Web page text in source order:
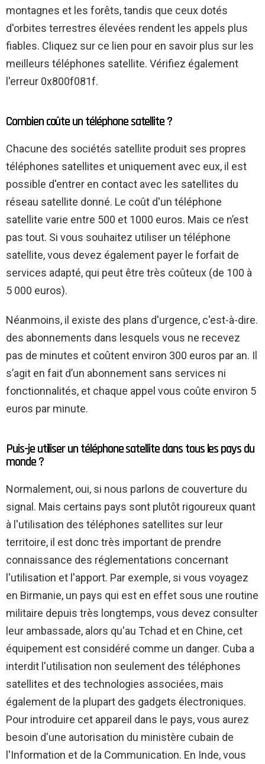
montagnes et les forêts, tandis que ceux dotés
d'orbites terrestres élevées rendent les appels plus
fiables. Cliquez sur ce lien pour en savoir plus sur les
meilleurs téléphones satellite. Vérifiez également
l'erreur 0x800f081f.
Combien coûte un téléphone satellite ?
Chacune des sociétés satellite produit ses propres
téléphones satellites et uniquement avec eux, il est
possible d'entrer en contact avec les satellites du
réseau satellite donné. Le coût d'un téléphone
satellite varie entre 500 et 1000 euros. Mais ce n’est
pas tout. Si vous souhaitez utiliser un téléphone
satellite, vous devez également payer le forfait de
services adapté, qui peut être très coûteux (de 100 à
5 000 euros).
Néanmoins, il existe des plans d'urgence, c'est-à-dire.
des abonnements dans lesquels vous ne recevez
pas de minutes et coûtent environ 300 euros par an. Il
s’agit en fait d’un abonnement sans services ni
fonctionnalités, et chaque appel vous coûte environ 5
euros par minute.
Puis-je utiliser un téléphone satellite dans tous les pays du
monde ?
Normalement, oui, si nous parlons de couverture du
signal. Mais certains pays sont plutôt rigoureux quant
à l'utilisation des téléphones satellites sur leur
territoire, il est donc très important de prendre
connaissance des réglementations concernant
l'utilisation et l'apport. Par exemple, si vous voyagez
en Birmanie, un pays qui est en effet sous une routine
militaire depuis très longtemps, vous devez consulter
leur ambassade, alors qu'au Tchad et en Chine, cet
équipement est considéré comme un danger. Cuba a
interdit l'utilisation non seulement des téléphones
satellites et des technologies associées, mais
également de la plupart des gadgets électroniques.
Pour introduire cet appareil dans le pays, vous aurez
besoin d'une autorisation du ministère cubain de
l'Information et de la Communication. En Inde, vous